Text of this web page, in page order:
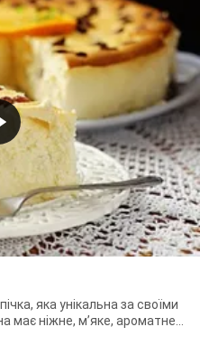
яка унікальна за своїми
має ніжне, м’яке, ароматне